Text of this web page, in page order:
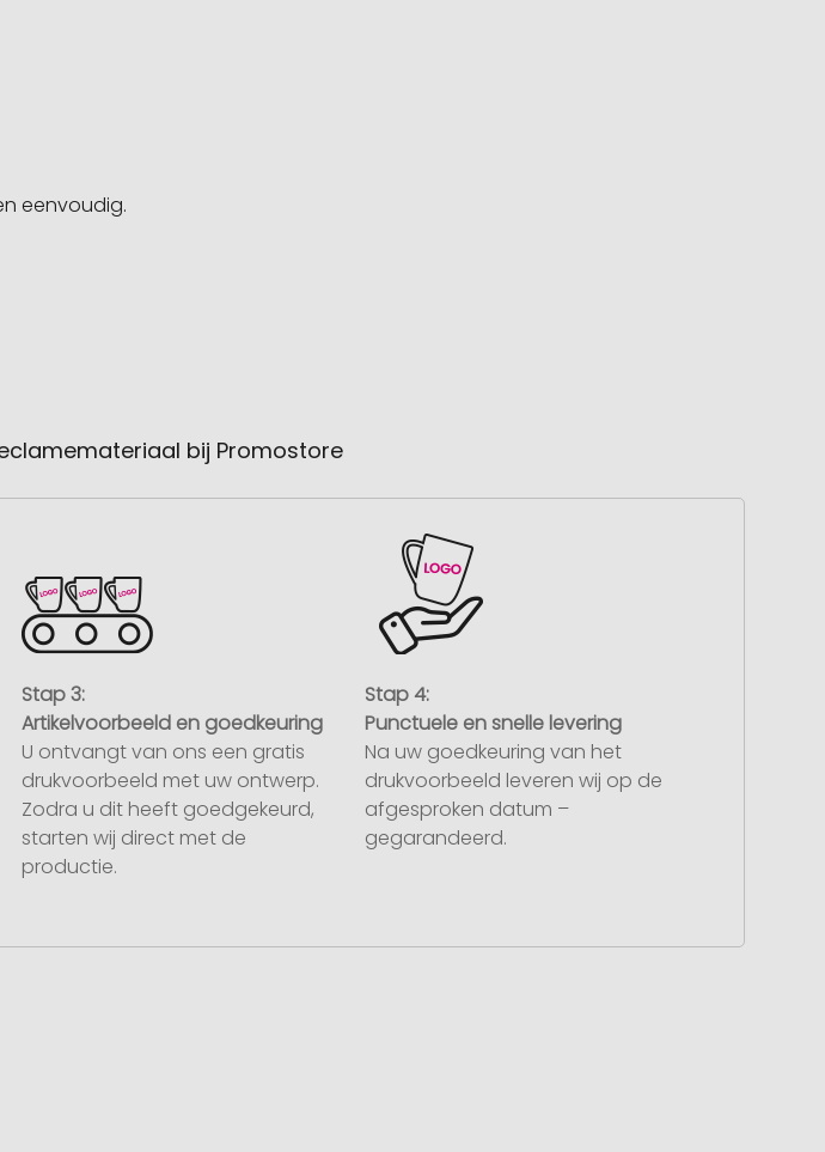
eenvoudig.
bij Promostore
Stap 3:
Artikelvoorbeeld en goedkeuring
U ontvangt van ons een gratis
drukvoorbeeld met uw ontwerp.
Zodra u dit heeft goedgekeurd,
starten wij direct met de
productie.
Stap 4:
Punctuele en snelle levering
Na uw goedkeuring van het
drukvoorbeeld leveren wij op de
afgesproken datum –
gegarandeerd.